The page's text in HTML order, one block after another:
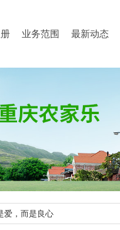
业务范围 最新动态
爱，而是良心